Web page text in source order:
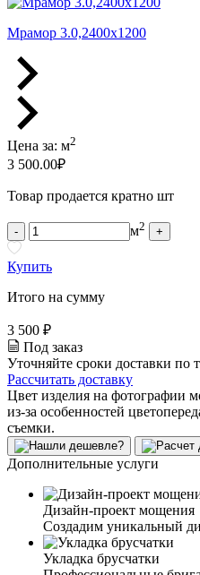
Мрамор 3.0,2400x1200
Цена за: м2
3 500.00₽
Товар продается кратно шт
- м2 +
Купить
Итого на сумму
3 500 ₽
Под заказ
Уточняйте сроки доставки по
Рассчитать доставку
Цвет изделия на фотографии
из-за особенностей
съемки.
Дополнительные услуги
Дизайн-проект мощения
Создадим уникальный
Укладка брусчатки